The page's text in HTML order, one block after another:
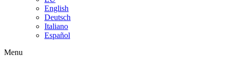
English
Deutsch
Italiano
Español
Menu